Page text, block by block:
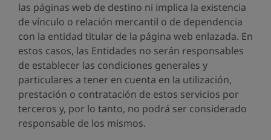
las páginas web de destino ni implica la existencia
de vínculo o relación mercantil o de dependencia
con la entidad titular de la página web enlazada. En
estos casos, las Entidades no serán responsables
de establecer las condiciones generales y
particulares a tener en cuenta en la utilización,
prestación o contratación de estos servicios por
terceros y, por lo tanto, no podrá ser considerado
responsable de los mismos.